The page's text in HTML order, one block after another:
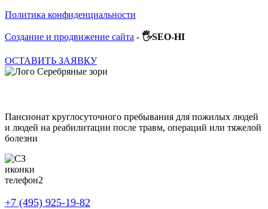
Политика конфиденциальности
Создание и продвижение сайта - 🖐SEO-HI
ОСТАВИТЬ ЗАЯВКУ
Пансионат круглосуточного пребывания для пожилых людей
и людей на реабилитации после травм, операций или тяжелой
болезни
+7 (495) 925-19-82